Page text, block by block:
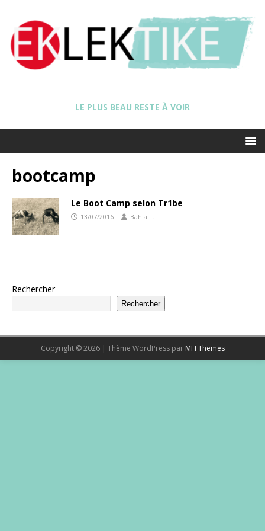
LE PLUS BEAU RESTE À VOIR
bootcamp
Le Boot Camp selon Tr1be
13/07/2016 Bahia L.
Rechercher
Rechercher
Copyright © 2026 | Thème WordPress par MH Themes